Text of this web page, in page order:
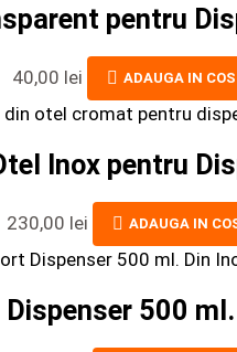
pentru
40,00 lei ADAUGA IN COS
Inox pentru
230,00 lei ADAUGA IN
500